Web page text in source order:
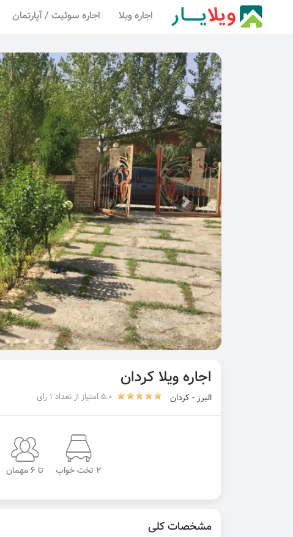
اجاره ویلا اجاره سوئیت / آپارتمان
اجاره ویلا کردان
البرز - کردان 5.0 امتیاز از تعداد 1 رای
2 تخت خواب تا 6 مهمان
مشخصات کلی